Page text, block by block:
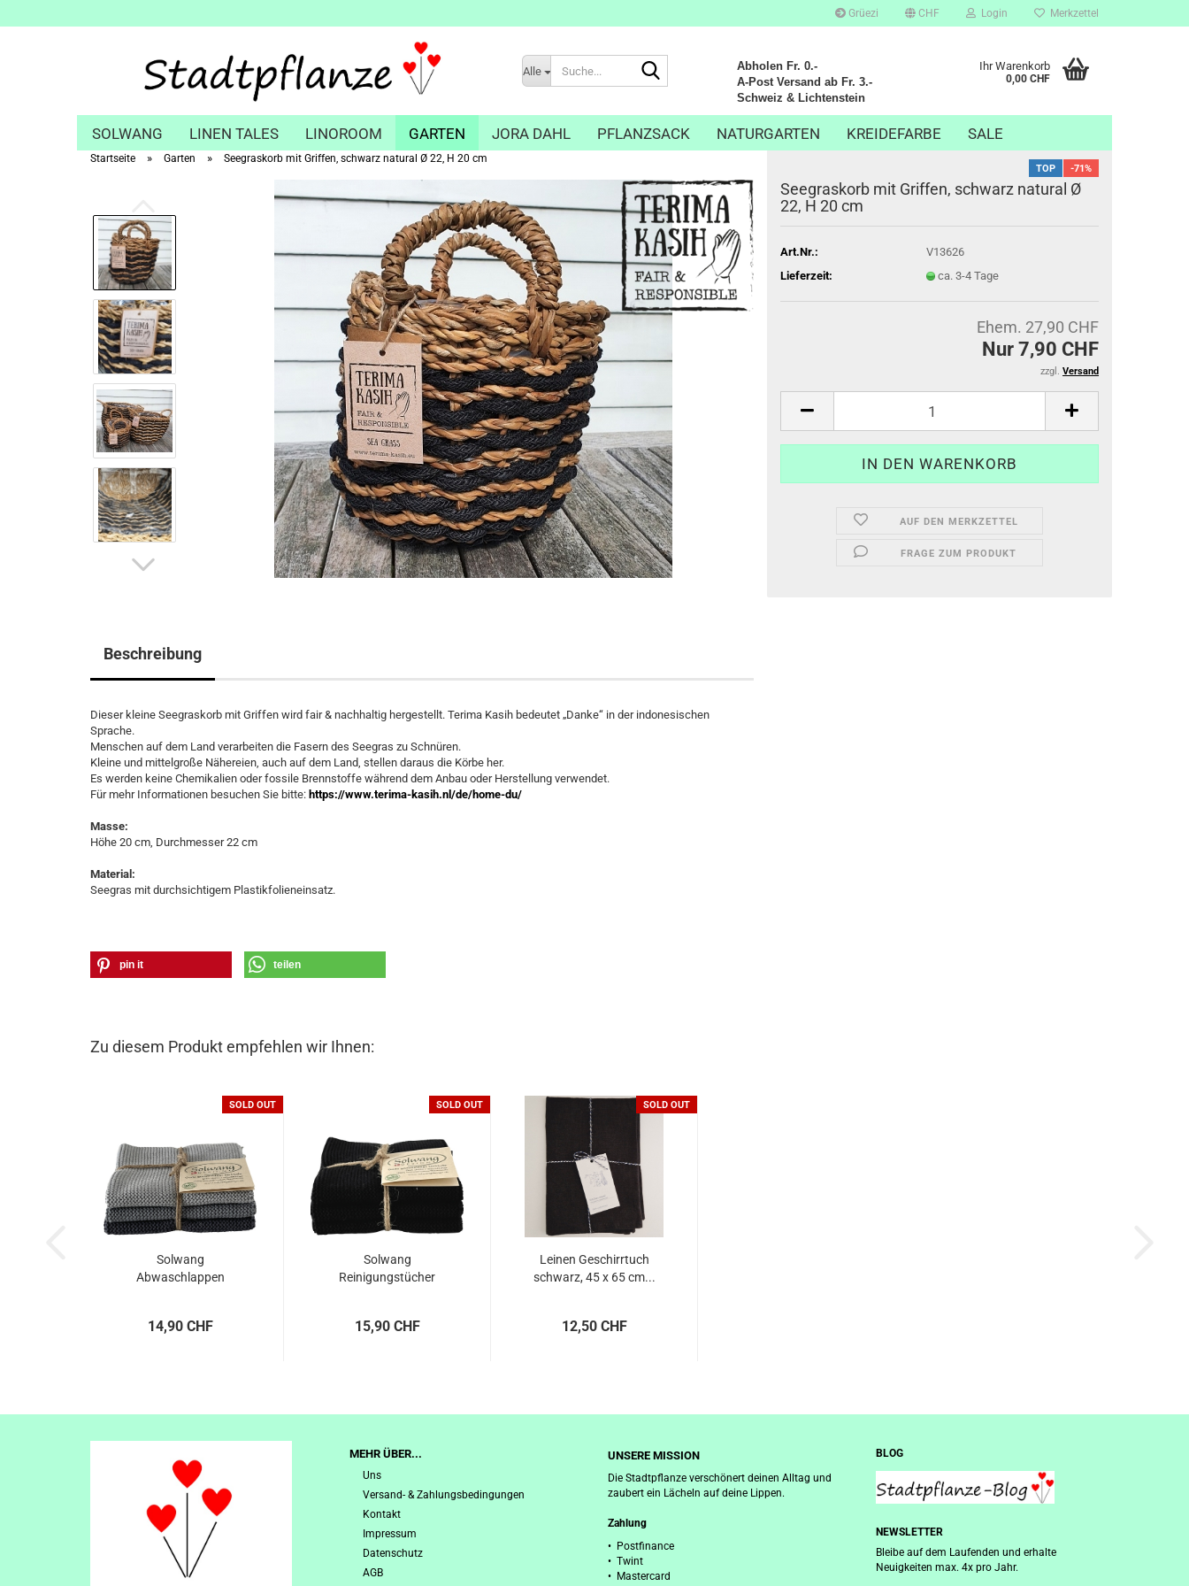
Grüezi CHF Login Merkzettel
Alle
Abholen Fr. 0.-
A-Post Versand ab Fr. 3.-
Schweiz & Lichtenstein
Ihr Warenkorb
0,00 CHF
SOLWANG LINEN TALES LINOROOM GARTEN JORA DAHL PFLANZSACK NATURGARTEN KREIDEFARBE SALE
Startseite » Garten » Seegraskorb mit Griffen, schwarz natural Ø 22, H 20 cm
TOP -71%
Seegraskorb mit Griffen, schwarz natural Ø
22, H 20 cm
Art.Nr.:
V13626
Lieferzeit:
ca. 3-4 Tage
Ehem. 27,90 CHF
Nur 7,90 CHF
zzgl. Versand
AUF DEN MERKZETTEL
FRAGE ZUM PRODUKT
Beschreibung
Dieser kleine Seegraskorb mit Griffen wird fair & nachhaltig hergestellt. Terima Kasih bedeutet „Danke“ in der indonesischen
Sprache.
Menschen auf dem Land verarbeiten die Fasern des Seegras zu Schnüren.
Kleine und mittelgroße Nähereien, auch auf dem Land, stellen daraus die Körbe her.
Es werden keine Chemikalien oder fossile Brennstoffe während dem Anbau oder Herstellung verwendet.
Für mehr Informationen besuchen Sie bitte: https://www.terima-kasih.nl/de/home-du/
Masse:
Höhe 20 cm, Durchmesser 22 cm
Material:
Seegras mit durchsichtigem Plastikfolieneinsatz.
pin it teilen
Zu diesem Produkt empfehlen wir Ihnen:
SOLD OUT
Solwang
Abwaschlappen
14,90 CHF
SOLD OUT
Solwang
Reinigungstücher
15,90 CHF
SOLD OUT
Leinen Geschirrtuch
schwarz, 45 x 65 cm...
12,50 CHF
MEHR ÜBER...
Uns
Versand- & Zahlungsbedingungen
Kontakt
Impressum
Datenschutz
AGB
UNSERE MISSION
Die Stadtpflanze verschönert deinen Alltag und
zaubert ein Lächeln auf deine Lippen.
Zahlung
• Postfinance
• Twint
• Mastercard
BLOG
NEWSLETTER
Bleibe auf dem Laufenden und erhalte
Neuigkeiten max. 4x pro Jahr.